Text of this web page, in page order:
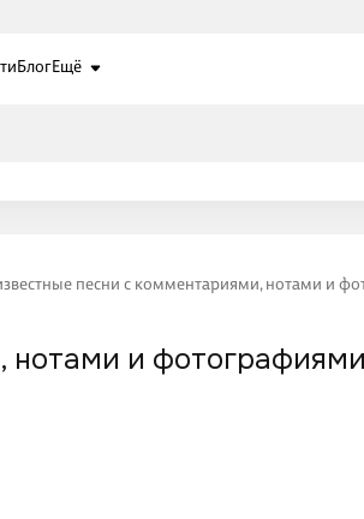
БлогЕщё
песни с комментариями, нотами и
нотами и фотографиями